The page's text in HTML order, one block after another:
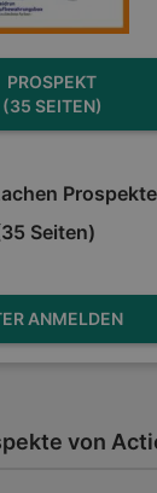
PROSPEKT
(35 SEITEN)
Prospekte
Seiten)
ANMELDEN
von